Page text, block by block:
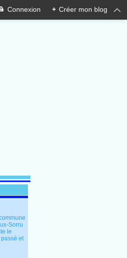
Connexion + Créer mon blog
Sorru
le
et